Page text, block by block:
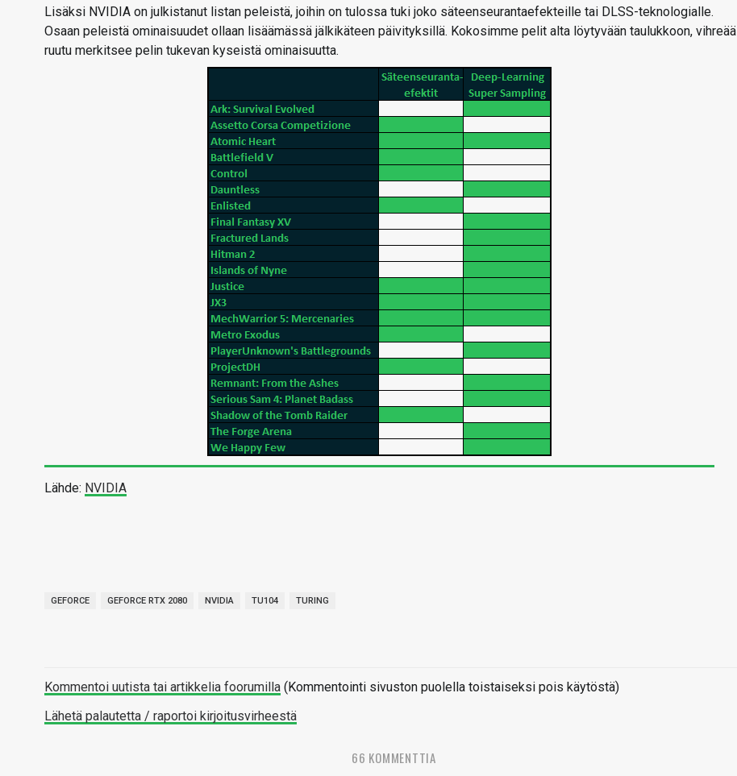
Lisäksi NVIDIA on julkistanut listan peleistä, joihin on tulossa tuki joko säteenseurantaefekteille tai DLSS-teknologialle.
Osaan peleistä ominaisuudet ollaan lisäämässä jälkikäteen päivityksillä. Kokosimme pelit alta löytyvään taulukkoon, vihreää
ruutu merkitsee pelin tukevan kyseistä ominaisuutta.
Lähde: NVIDIA
GEFORCE GEFORCE RTX 2080 NVIDIA TU104 TURING
Kommentoi uutista tai artikkelia foorumilla (Kommentointi sivuston puolella toistaiseksi pois käytöstä)
Lähetä palautetta / raportoi kirjoitusvirheestä
66 KOMMENTTIA